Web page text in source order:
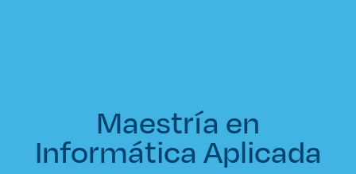
Maestría en
Informática Aplicada